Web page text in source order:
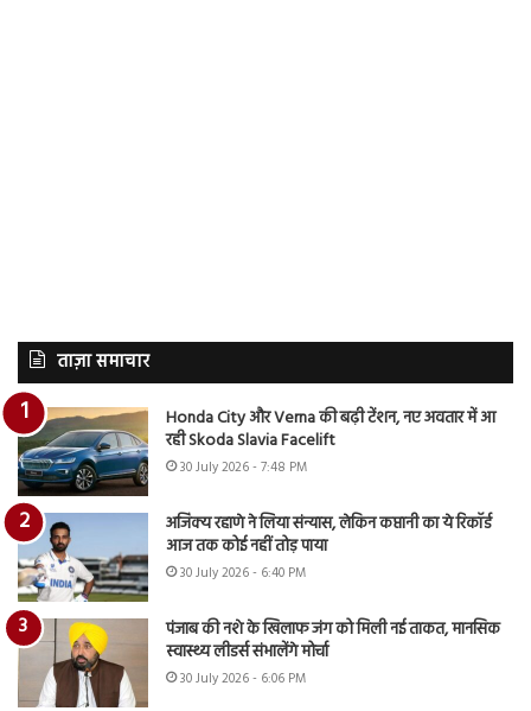
ताज़ा समाचार
Honda City और Verna की बढ़ी टेंशन, नए अवतार में आ
रही Skoda Slavia Facelift
30 July 2026 - 7:48 PM
अजिंक्य रहाणे ने लिया संन्यास, लेकिन कप्तानी का ये रिकॉर्ड
आज तक कोई नहीं तोड़ पाया
30 July 2026 - 6:40 PM
पंजाब की नशे के खिलाफ जंग को मिली नई ताकत, मानसिक
स्वास्थ्य लीडर्स संभालेंगे मोर्चा
30 July 2026 - 6:06 PM